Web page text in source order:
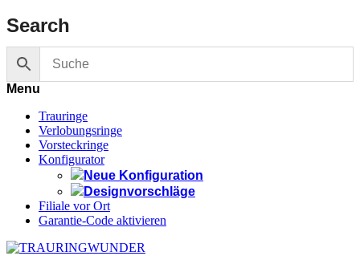
Search
Menu
Trauringe
Verlobungsringe
Vorsteckringe
Konfigurator
Neue Konfiguration
Designvorschläge
Filiale vor Ort
Garantie-Code aktivieren